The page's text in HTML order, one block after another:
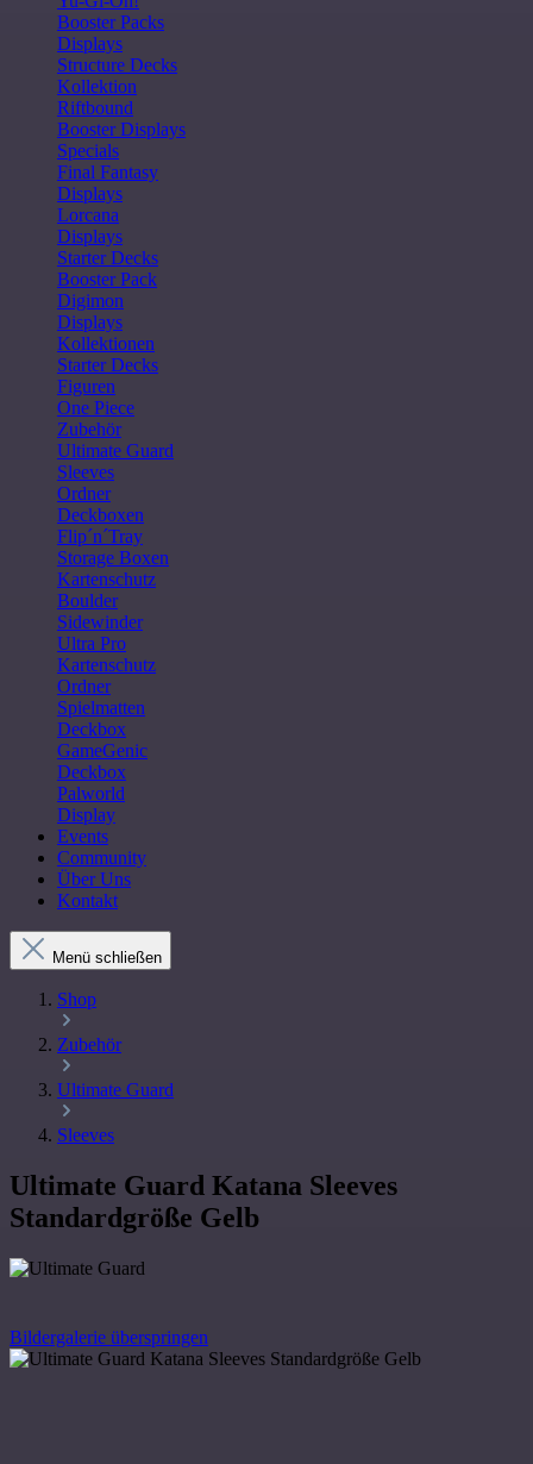
Booster Packs
Displays
Structure Decks
Kollektion
Riftbound
Booster Displays
Specials
Final Fantasy
Displays
Lorcana
Displays
Starter Decks
Booster Pack
Digimon
Displays
Kollektionen
Starter Decks
Figuren
One Piece
Zubehör
Ultimate Guard
Sleeves
Ordner
Deckboxen
Flip´n´Tray
Storage Boxen
Kartenschutz
Boulder
Sidewinder
Ultra Pro
Kartenschutz
Ordner
Spielmatten
Deckbox
GameGenic
Deckbox
Palworld
Display
Events
Community
Über Uns
Kontakt
Menü schließen
Shop
Zubehör
Ultimate Guard
Sleeves
Ultimate Guard Katana Sleeves
Standardgröße Gelb
Bildergalerie überspringen